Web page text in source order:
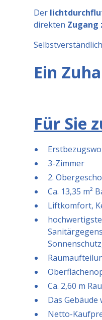
Der
direkten Zugang
Ein
Für Sie
3-Zimmer
2.
Ca. 13,35 m²
Liftkomfort,
Ca. 2,60 m
Das Gebäude
Netto-